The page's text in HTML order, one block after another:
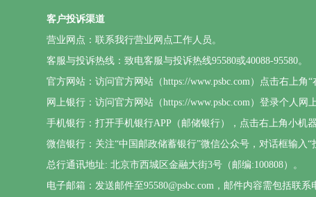
客户投诉渠道
营业网点：联系我行营业网点工作人员。
客服与投诉热线：致电客服与投诉热线95580或40088-95580。
官方网站：访问官方网站（https://www.psbc.com）点击右上角“
网上银行：访问官方网站（https://www.psbc.com）登录个人网
手机银行：打开手机银行APP（邮储银行），点击右上角小机
微信银行：关注“中国邮政储蓄银行”微信公众号，对话框输入“
总行通讯地址: 北京市西城区金融大街3号（邮编:100808）。
电子邮箱：发送邮件至95580@psbc.com，邮件内容需包括联